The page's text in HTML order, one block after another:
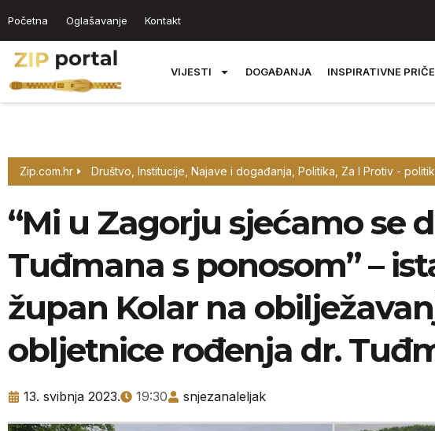
Početna Oglašavanje Kontakt
VIJESTI DOGAĐANJA INSPIRATIVNE PRIČE
Zip.com.hr Društvo Institucije Najave i događanja Politika Za I Protiv -
“Mi u Zagorju sjećamo se
Tuđmana s ponosom” –
župan Kolar na
obljetnice rođenja dr.
13. svibnja 2023. 19:30 snjezanaleljak